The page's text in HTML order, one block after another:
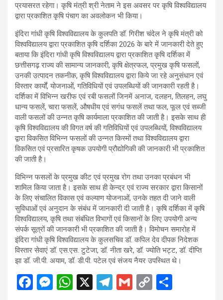
प्रयासरत रहेगा। कृषि मंत्री श्री नेताम ने इस अवसर पर कृषि विश्वविद्यालय
द्वारा प्रकाशित कृषि पंचाग का अवलोकन भी किया।
इंदिरा गांधी कृषि विश्वविद्यालय के कुलपति डॉ. गिरीश चंदेल ने कृषि मंत्री को
विश्वविद्यालय द्वारा प्रकाशित कृषि दर्शिका 2026 के बारे में जानकारी देते हुए
बताया कि इंदिरा गांधी कृषि विश्वविद्यालय द्वारा प्रकाशित कृषि दर्शिका में
छत्तीसगढ़ राज्य की सामान्य जानकारी, कृषि क्षेत्रफल, प्रमुख कृषि फसलों,
उनकी उत्पादन तकनीक, कृषि विश्वविद्यालय द्वारा किये जा रहे अनुसंधान एवं
विस्तार कार्यों, योजनाओं, गतिविधियों एवं उपलब्धियों की जानकारी रहती है।
दर्शिका में विभिन्न खरीफ एवं रबी फसलों जिनमें अनाज, दलहन, तिलहन, लघु
धान्य फसलें, चारा फसलें, औषधीय एवं सगंध फसलें तथा फल, फूल एवं सब्जी
वाली फसलों की उन्नत कृषि कार्यमाला प्रकाशित की जाती है। इसके साथ ही
कृषि विश्वविद्यालय की विगत वर्ष की गतिविधियों एवं उपलब्धियों, विश्वविद्यालय
द्वारा विकसित विभिन्न फसलों की उन्नत किस्मों तथा विश्वविद्यालय द्वारा
विकसित एवं प्रसारित कृषक उपयोगी प्रौद्योगिकी की जानकारी भी प्रकाशित
की जाती है।
विभिन्न फसलों के प्रमुख कीट एवं प्रमुख रोग तथा उनका प्रबंधन भी
शामिल किया जाता है। इसके साथ ही केन्द्र एवं राज्य सरकार द्वारा किसानों
के लिए संचालित विकास एवं कल्याण योजनाओं, उनके तहत दी जाने वाली
सुविधाओं एवं अनुदान के संबंध में जानकारी दी जाती है। कृषि दर्शिका में कृषि
विश्वविद्यालय, कृषि तथा संबंधित विभागों एवं किसानों के लिए उपयोगी अन्य
संपर्क सूत्रों की जानकारी भी प्रकाशित की जाती है। विमोचन समारोह में
इंदिरा गांधी कृषि विश्वविद्यालय के कुलसचिव डॉ. कपिल देव दीपक निदेशक
विस्तार सेवाएं डॉ. एस.एस. टुटेजा, डॉ. नीता खरे, डॉ. ज्योति भट्ट, डॉ. दीप्ति
झा डॉ. जी.पी. अयाम, डॉ. डी.पी. पटेल एवं संजय नैयर उपस्थित थे।
F
M W X
T
G
C